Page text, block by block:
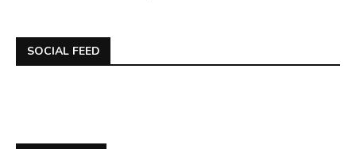
SOCIAL FEED